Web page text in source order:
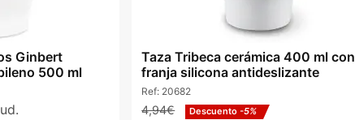
Ginbert
500 ml
Taza Tribeca cerámica 400 ml con
franja silicona antideslizante
Ref: 20682
4,94€ Descuento -5%